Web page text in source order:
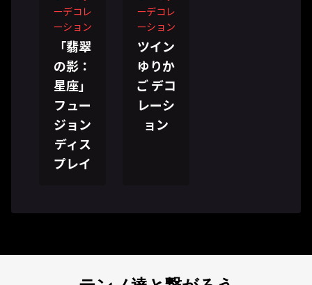
ーデコレ
ーション
「翡翠
の影：
星座」
フュー
ジョン
ディス
プレイ
ーデコレ
ーション
ツイン
ゆりか
ご デコ
レーシ
ョン